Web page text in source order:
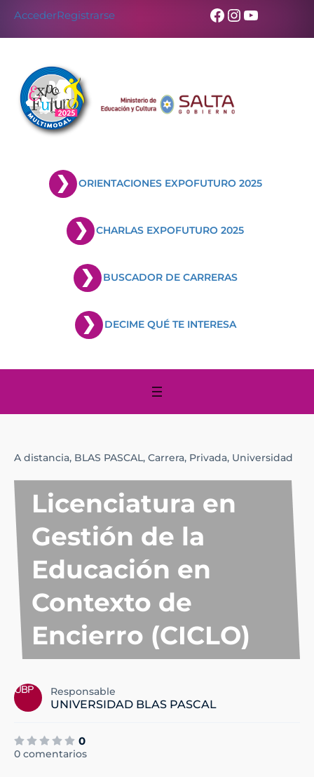
AccederRegistrarse Facebook
Instagram
YouTube
ORIENTACIONES EXPOFUTURO 2025
CHARLAS EXPOFUTURO 2025
BUSCADOR DE CARRERAS
DECIME QUÉ TE INTERESA
A distancia, BLAS PASCAL, Carrera, Privada, Universidad
Licenciatura en
Gestión de la
Educación en
Contexto de
Encierro (CICLO)
Responsable
UNIVERSIDAD BLAS PASCAL
0
0 comentarios